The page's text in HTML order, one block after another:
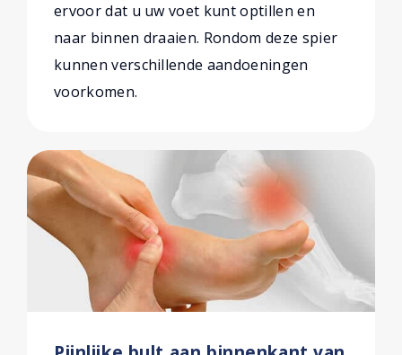
ervoor dat u uw voet kunt optillen en
naar binnen draaien. Rondom deze spier
kunnen verschillende aandoeningen
voorkomen.